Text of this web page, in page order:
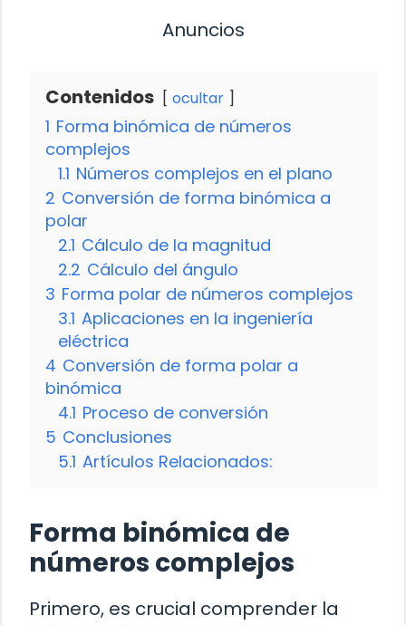
Anuncios
Contenidos ocultar
1 Forma binómica de números
complejos
1.1 Números complejos en el plano
2 Conversión de forma binómica a
polar
2.1 Cálculo de la magnitud
2.2 Cálculo del ángulo
3 Forma polar de números complejos
3.1 Aplicaciones en la ingeniería
eléctrica
4 Conversión de forma polar a
binómica
4.1 Proceso de conversión
5 Conclusiones
5.1 Artículos Relacionados:
Forma binómica de
números complejos
Primero, es crucial comprender la